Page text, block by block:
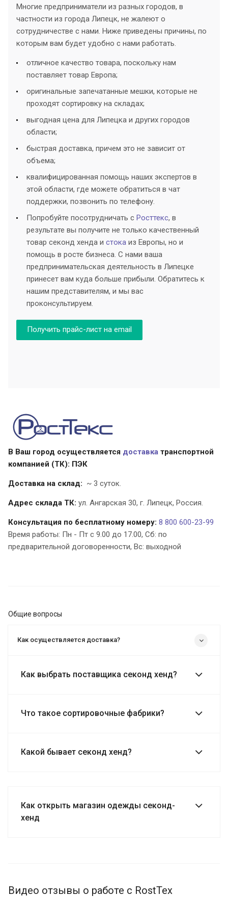
Многие предприниматели из разных городов, в
частности из города Липецк, не жалеют о
сотрудничестве с нами. Ниже приведены причины, по
которым вам будет удобно с нами работать.
отличное качество товара, поскольку нам
поставляет товар Европа;
оригинальные запечатанные мешки, которые не
проходят сортировку на складах;
выгодная цена для Липецка и других городов
области;
быстрая доставка, причем это не зависит от
объема;
квалифицированная помощь наших экспертов в
этой области, где можете обратиться в чат
поддержки, позвонить по телефону.
Попробуйте посотрудничать с Росттекс, в
результате вы получите не только качественный
товар секонд хенда и стока из Европы, но и
помощь в росте бизнеса. С нами ваша
предпринимательская деятельность в Липецке
принесет вам куда больше прибыли. Обратитесь к
нашим представителям, и мы вас
проконсультируем.
Получить прайс-лист на email
В Ваш город осуществляется доставка транспортной
компанией (ТК): ПЭК
Доставка на склад: ~ 3 суток.
Адрес склада ТК: ул. Ангарская 30, г. Липецк, Россия.
Консультация по бесплатному номеру: 8 800 600-23-99
Время работы: Пн - Пт с 9.00 до 17.00, Cб: по
предварительной договоренности, Вс: выходной
Общие вопросы
Как осуществляется доставка?
Как выбрать поставщика секонд хенд?
Что такое сортировочные фабрики?
Какой бывает секонд хенд?
Как открыть магазин одежды секонд-
хенд
Видео отзывы о работе с RostTex